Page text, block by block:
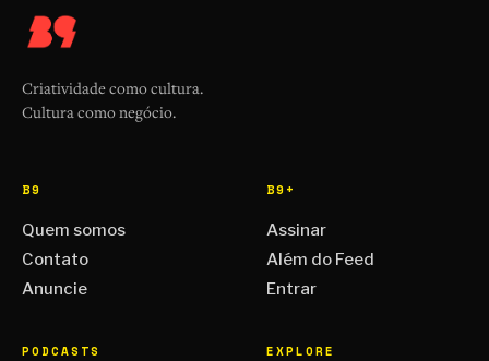
Criatividade como cultura.
Cultura como negócio.
B9
Quem somos
Contato
Anuncie
B9+
Assinar
Além do Feed
Entrar
PODCASTS EXPLORE